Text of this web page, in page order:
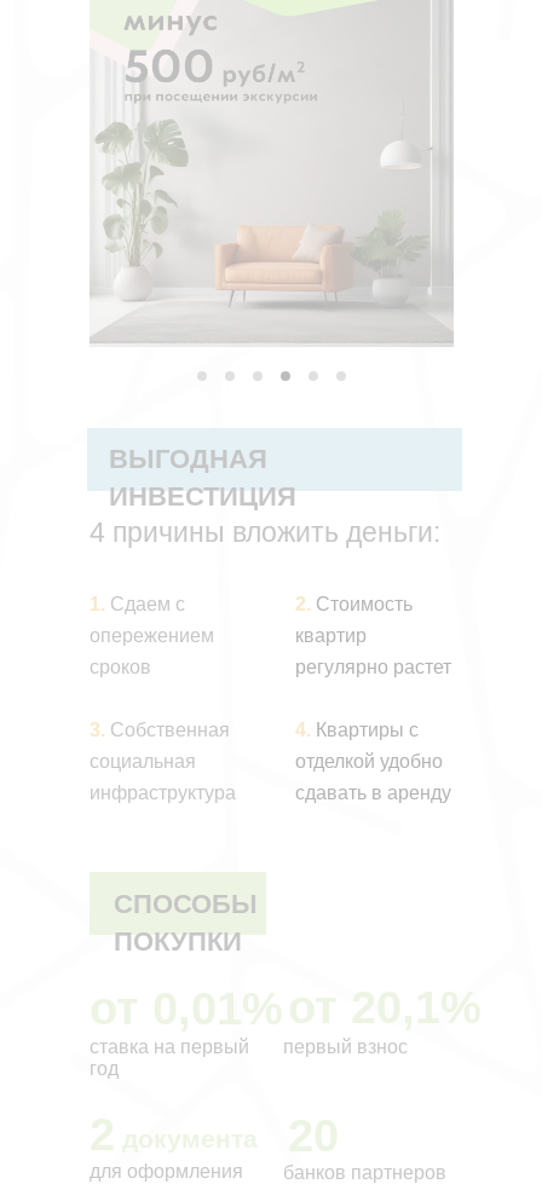
СПОСОБЫ
ПОКУПКИ
ставка на первый
год
от 0,01%от 20,1%
первый взнос
2
для оформления
20
банков партнеров
документа
ВЫГОДНАЯ
ИНВЕСТИЦИЯ
4 причины вложить деньги:
1. Сдаем с
опережением
сроков
3. Собственная
социальная
инфраструктура
2. Стоимость
квартир
регулярно растет
4. Квартиры с
отделкой удобно
сдавать в аренду